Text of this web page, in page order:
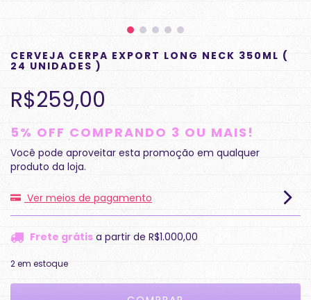
CERVEJA CERPA EXPORT LONG NECK 350ML (
24 UNIDADES )
R$259,00
5% OFF COMPRANDO 3 OU MAIS!
Você pode aproveitar esta promoção em qualquer
produto da loja.
Ver meios de pagamento
Frete grátis a partir de R$1.000,00
2em estoque